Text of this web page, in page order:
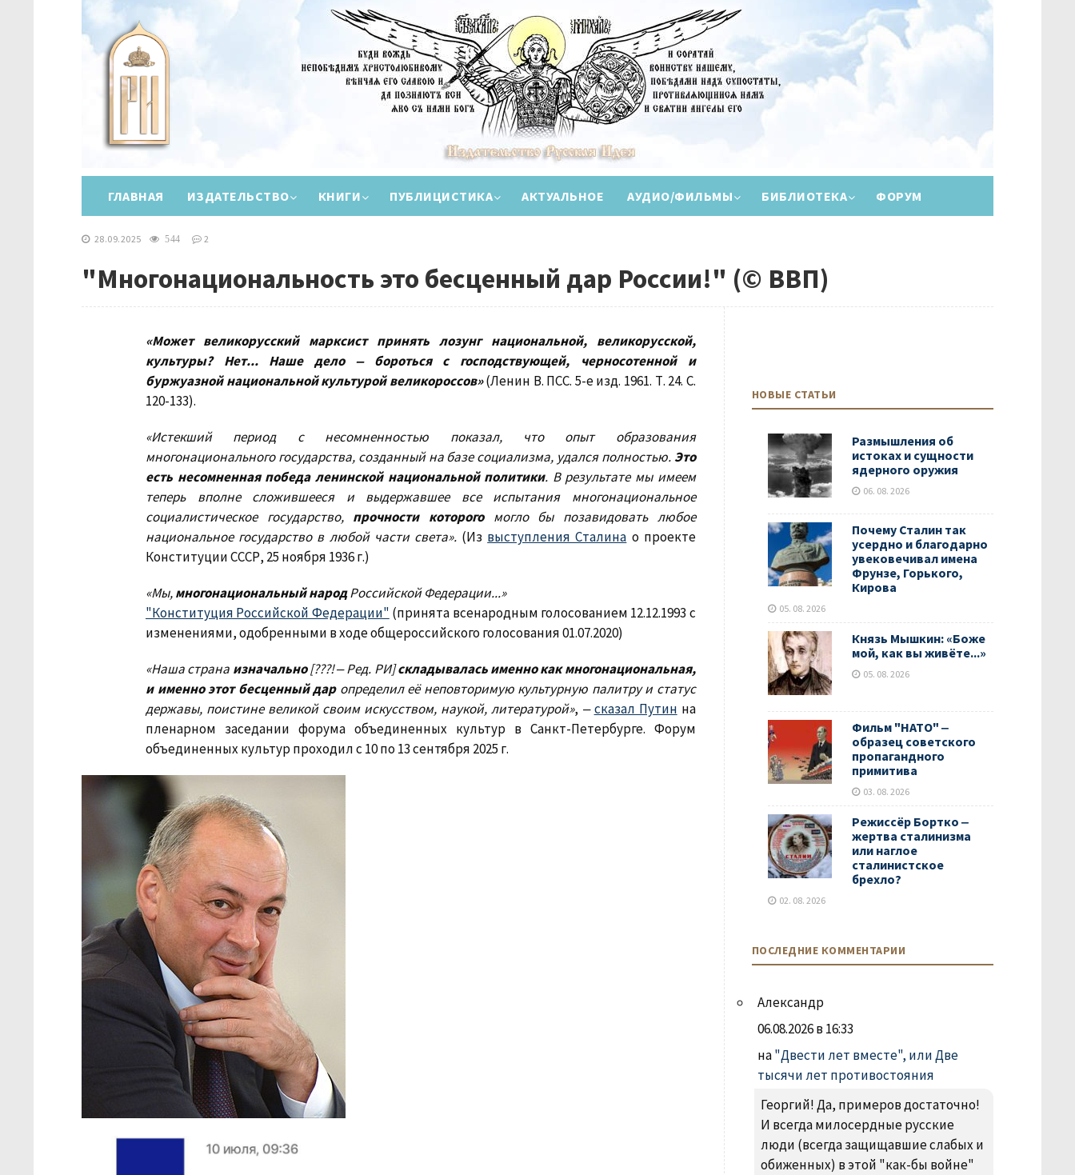
ГЛАВНАЯ ИЗДАТЕЛЬСТВО КНИГИ ПУБЛИЦИСТИКА АКТУАЛЬНОЕ АУДИО/ФИЛЬМЫ БИБЛИОТЕКА ФОРУМ
28.09.2025 544 2
"Многонациональность это бесценный дар России!" (© ВВП)
«Может великорусский марксист принять лозунг национальной, великорусской,
культуры? Нет... Наше дело ‒ бороться с господствующей, черносотенной и
буржуазной национальной культурой великороссов»(Ленин В. ПСС. 5-е изд. 1961. Т. 24. С.
120-133).
«Истекший период с несомненностью показал, что опыт образования
многонационального государства, созданный на базе социализма, удался полностью. Это
есть несомненная победа ленинской национальной политики. В результате мы имеем
теперь вполне сложившееся и выдержавшее все испытания многонациональное
социалистическое государство, прочности которогомогло бы позавидовать любое
национальное государство в любой части света».(Из выступления Сталина о проекте
Конституции СССР, 25 ноября 1936 г.)
«Мы,многонациональный народРоссийской Федерации...»
"Конституция Российской Федерации" (принята всенародным голосованием 12.12.1993 с
изменениями, одобренными в ходе общероссийского голосования 01.07.2020)
«Наша страна изначально[???! ‒ Ред. РИ]складывалась именно как многонациональная,
и именно этот бесценный даропределил её неповторимую культурную палитру и статус
державы, поистине великой своим искусством, наукой, литературой», ‒ сказал Путин на
пленарном заседании форума объединенных культур в Санкт-Петербурге. Форум
объединенных культур проходил с 10 по 13 сентября 2025 г.
НОВЫЕ СТАТЬИ
Размышления об
истоках и сущности
ядерного оружия
06. 08. 2026
Почему Сталин так
усердно и благодарно
увековечивал имена
Фрунзе, Горького,
Кирова
05. 08. 2026
Князь Мышкин: «Боже
мой, как вы живёте...»
05. 08. 2026
Фильм "НАТО" ‒
образец советского
пропагандного
примитива
03. 08. 2026
Режиссёр Бортко ‒
жертва сталинизма
или наглое
сталинистское
брехло?
02. 08. 2026
ПОСЛЕДНИЕ КОММЕНТАРИИ
Александр
06.08.2026 в 16:33
на"Двести лет вместе", или Две
тысячи лет противостояния
Георгий! Да, примеров достаточно!
И всегда милосердные русские
люди (всегда защищавшие слабых и
обиженных) в этой "как-бы войне"